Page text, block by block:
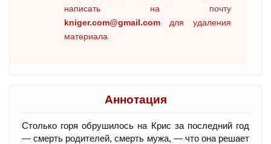
написать на почту
kniger.com@gmail.com для удаления
материала
Аннотация
Столько горя обрушилось на Крис за последний год
— смерть родителей, смерть мужа, — что она решает